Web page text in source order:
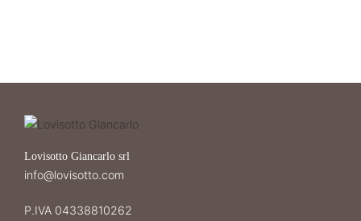
Lovisotto Giancarlo srl
info@lovisotto.com
P.IVA 04338810262